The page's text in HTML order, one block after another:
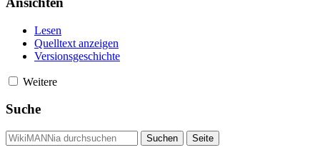
Lesen
Quelltext anzeigen
Versionsgeschichte
Weitere
Suche